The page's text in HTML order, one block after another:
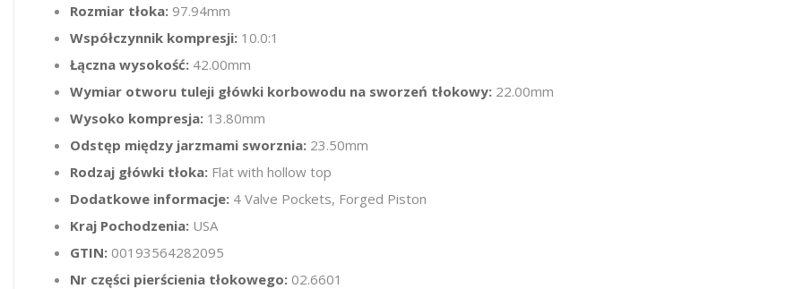
Rozmiar tłoka: 97.94mm
Współczynnik kompresji: 10.0:1
Łączna wysokość: 42.00mm
Wymiar otworu tuleji główki korbowodu na sworzeń tłokowy: 22.00mm
Wysoko kompresja: 13.80mm
Odstęp między jarzmami sworznia: 23.50mm
Rodzaj główki tłoka: Flat with hollow top
Dodatkowe informacje: 4 Valve Pockets, Forged Piston
Kraj Pochodzenia: USA
GTIN: 00193564282095
Nr części pierścienia tłokowego: 02.6601